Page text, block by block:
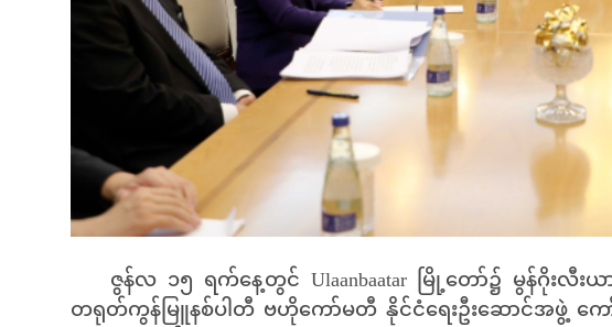
ဇွန်လ ၁၅ ရက်နေ့တွင် Ulaanbaatar မြို့တော်၌ မွန်ဂိုးလီးယ
တရုတ်ကွန်မြူနစ်ပါတီ ဗဟိုကော်မတီ နိုင်ငံရေးဦးဆောင်အဖွဲ့ ကော်